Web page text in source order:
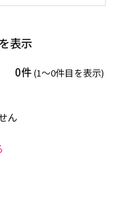
表示
0件(1〜0件目を表示)
ん